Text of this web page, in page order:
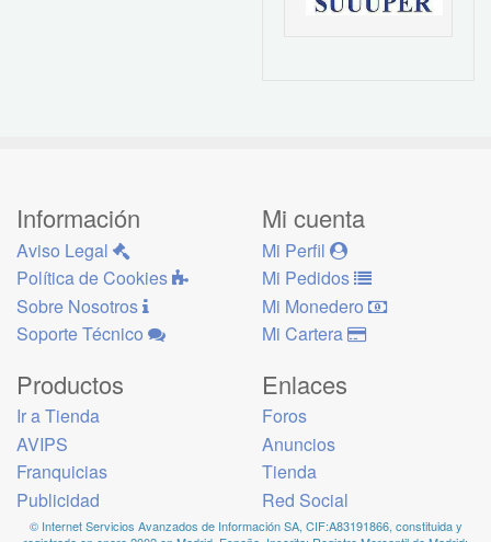
Información
Aviso Legal
Política de Cookies
Sobre Nosotros
Soporte Técnico
Mi cuenta
Mi Perfil
Mi Pedidos
Mi Monedero
Mi Cartera
Productos
Ir a Tienda
AVIPS
Franquicias
Publicidad
Enlaces
Foros
Anuncios
Tienda
Red Social
© Internet Servicios Avanzados de Información SA, CIF:A83191866, constituida y